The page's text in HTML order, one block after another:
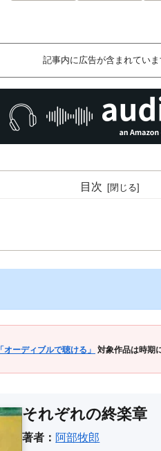
記事内に広告が含まれていま
目次
「オーディブルで聴ける」 対象作品は時期
それぞれの終楽章
著者： 阿部牧郎